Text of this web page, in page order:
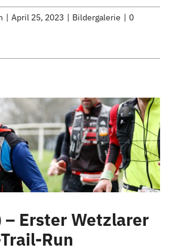
| April 25, 2023 | Bildergalerie | 0
Erster Wetzlarer
Run